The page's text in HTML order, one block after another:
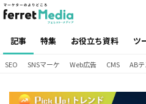
記事 特集 お役立ち資料 ツ
SEO SNSマーケ Web広告 CMS AB